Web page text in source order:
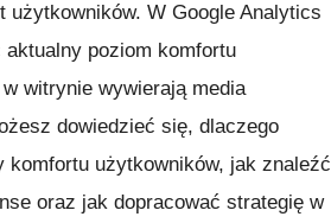
W Google Analytics
poziom komfortu
witrynie wywierają media
dowiedzieć się, dlaczego
komfortu użytkowników, jak znaleźć
oraz jak dopracować strategię w